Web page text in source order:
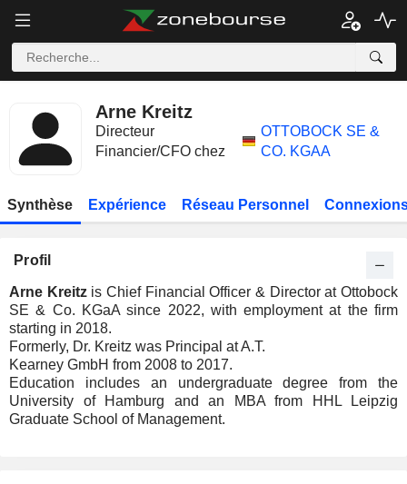
Arne Kreitz
Directeur
Financier/CFO chez
OTTOBOCK SE &
CO. KGAA
Synthèse Expérience Réseau Personnel
Profil
Arne Kreitzis Chief Financial Officer & Director at Ottobock
SE & Co. KGaA since 2022, with employment at the firm
starting in 2018.
Formerly, Dr. Kreitz was Principal at A.T.
Kearney GmbH from 2008 to 2017.
Education includes an undergraduate degree from the
University of Hamburg and an MBA from HHL Leipzig
Graduate School of Management.